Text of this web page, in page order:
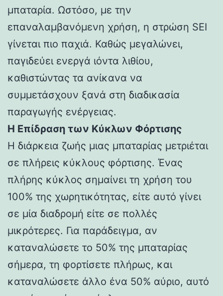
μπαταρία. Ωστόσο, με την
επαναλαμβανόμενη χρήση, η στρώση SEI
γίνεται πιο παχιά. Καθώς μεγαλώνει,
παγιδεύει ενεργά ιόντα λιθίου,
καθιστώντας τα ανίκανα να
συμμετάσχουν ξανά στη διαδικασία
παραγωγής ενέργειας.
Η Επίδραση των Κύκλων Φόρτισης
Η διάρκεια ζωής μιας μπαταρίας μετριέται
σε πλήρεις κύκλους φόρτισης. Ένας
πλήρης κύκλος σημαίνει τη χρήση του
100% της χωρητικότητας, είτε αυτό γίνει
σε μία διαδρομή είτε σε πολλές
μικρότερες. Για παράδειγμα, αν
καταναλώσετε το 50% της μπαταρίας
σήμερα, τη φορτίσετε πλήρως, και
καταναλώσετε άλλο ένα 50% αύριο, αυτό